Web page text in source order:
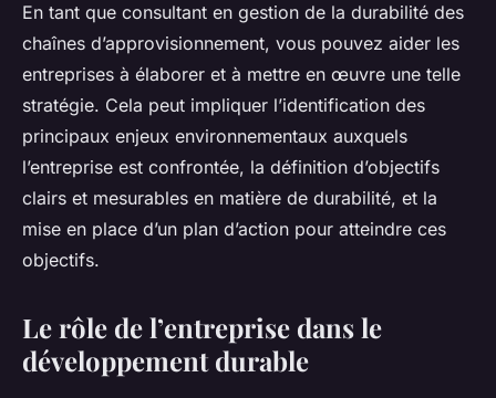
En tant que consultant en gestion de la durabilité des
chaînes d’approvisionnement, vous pouvez aider les
entreprises à élaborer et à mettre en œuvre une telle
stratégie. Cela peut impliquer l’identification des
principaux enjeux environnementaux auxquels
l’entreprise est confrontée, la définition d’objectifs
clairs et mesurables en matière de durabilité, et la
mise en place d’un plan d’action pour atteindre ces
objectifs.
Le rôle de l’entreprise dans le
développement durable